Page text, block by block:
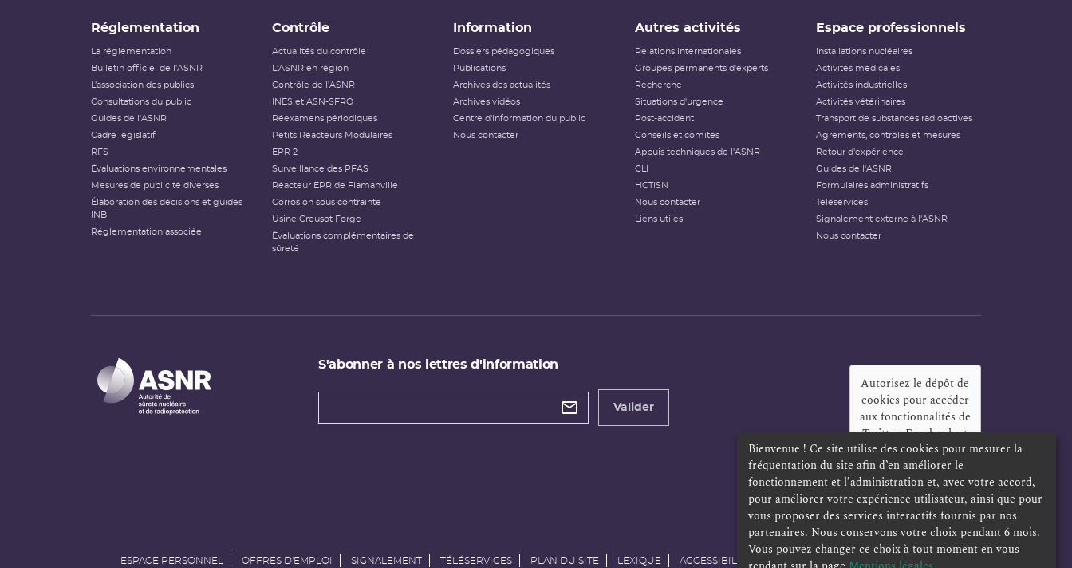
Réglementation
La réglementation
Bulletin officiel de l'ASNR
L’association des publics
Consultations du public
Guides de l'ASNR
Cadre législatif
RFS
Évaluations environnementales
Mesures de publicité diverses
Élaboration des décisions et guides
INB
Réglementation associée
Contrôle
Actualités du contrôle
L'ASNR en région
Contrôle de l'ASNR
INES et ASN-SFRO
Réexamens périodiques
Petits Réacteurs Modulaires
EPR 2
Surveillance des PFAS
Réacteur EPR de Flamanville
Corrosion sous contrainte
Usine Creusot Forge
Évaluations complémentaires de
sûreté
Information
Dossiers pédagogiques
Publications
Archives des actualités
Archives vidéos
Centre d'information du public
Nous contacter
Autres activités
Relations internationales
Groupes permanents d'experts
Recherche
Situations d'urgence
Post-accident
Conseils et comités
Appuis techniques de l'ASNR
CLI
HCTISN
Nous contacter
Liens utiles
Espace professionnels
Installations nucléaires
Activités médicales
Activités industrielles
Activités vétérinaires
Transport de substances radioactives
Agréments, contrôles et mesures
Retour d'expérience
Guides de l'ASNR
Formulaires administratifs
Téléservices
Signalement externe à l'ASNR
Nous contacter
S'abonner à nos lettres d'information
Valider
Autorisez le dépôt de
cookies pour accéder
aux fonctionnalités de
Twitter, Facebook et
LinkedIn?
Oui
Toujours
ESPACE PERSONNEL OFFRES D'EMPLOI SIGNALEMENT TÉLÉSERVICES PLAN DU SITE LEXIQUE ACCESSIBILITÉ POLITIQUE DE CONFIDENTIALITÉ
Bienvenue ! Ce site utilise des cookies pour mesurer la
fréquentation du site afin d’en améliorer le
fonctionnement et l’administration et, avec votre accord,
pour améliorer votre expérience utilisateur, ainsi que pour
vous proposer des services interactifs fournis par nos
partenaires. Nous conservons votre choix pendant 6 mois.
Vous pouvez changer ce choix à tout moment en vous